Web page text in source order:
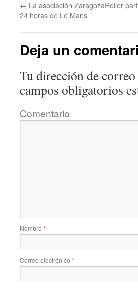
← La asociación ZaragozaRoller
24 horas de Le Mans
Deja un
Tu dirección de
campos obligatorios
Comentario
Nombre *
Correo electrónico *